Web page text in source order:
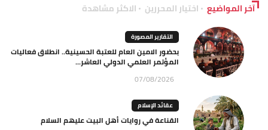
آخر المواضيع اختيار المحررين الاكثر مشاهدة
التقارير المصورة
بحضور الامين العام للعتبة الحسينية.. انطلاق فعاليات
المؤتمر العلمي الدولي العاشر...
07/08/2026
عقائد الإسلام
القناعة في روايات أهل البيت عليهم السلام